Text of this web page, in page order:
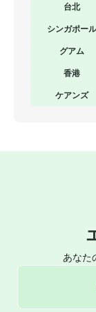
台北
シンガポール
グアム
香港
ケアンズ
あなた